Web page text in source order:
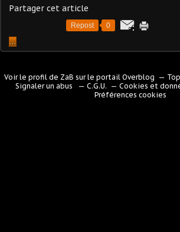
Partager cet article
Repost 0
…
Voir le profil de ZaB sur le portail Overblog
Signaler un abus
C.G.U.
Cookies et
Préférences cookies